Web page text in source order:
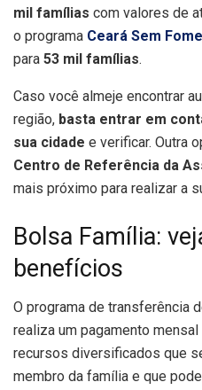
mil famílias com valores de
o programa Ceará Sem Fome
para 53 mil famílias.
Caso você almeje encontrar
região, basta entrar em
sua cidade e verificar. Outra
Centro de Referência da
mais próximo para realizar a
Bolsa Família:
benefícios
O programa de transferência
realiza um pagamento mensal
recursos diversificados que
membro da família e que